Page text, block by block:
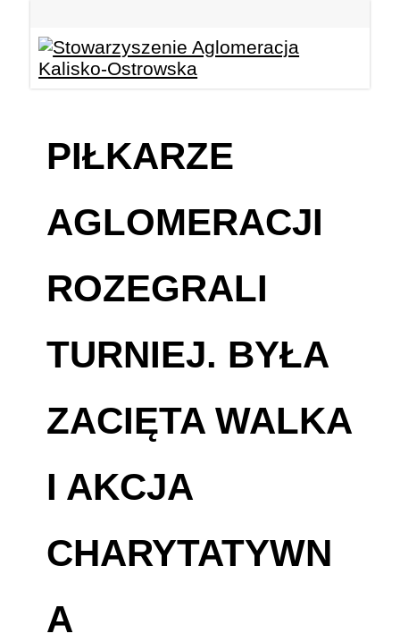
PIŁKARZE
AGLOMERACJI
ROZEGRALI
TURNIEJ. BYŁA
ZACIĘTA WALKA
I AKCJA
CHARYTATYWN
A